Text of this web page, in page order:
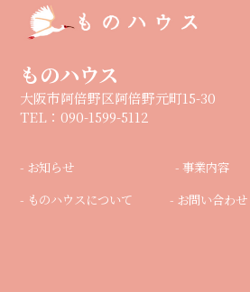
ものハウス
大阪市阿倍野区阿倍野元町15-30
TEL：090-1599-5112
- お知らせ - 事業内容
- ものハウスについて
- お問い合わせ